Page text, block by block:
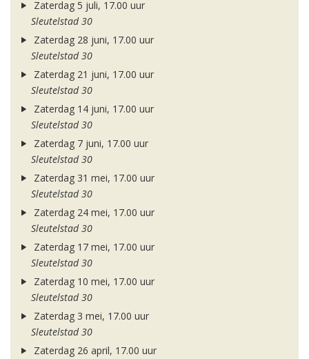
Zaterdag 5 juli, 17.00 uur
Sleutelstad 30
Zaterdag 28 juni, 17.00 uur
Sleutelstad 30
Zaterdag 21 juni, 17.00 uur
Sleutelstad 30
Zaterdag 14 juni, 17.00 uur
Sleutelstad 30
Zaterdag 7 juni, 17.00 uur
Sleutelstad 30
Zaterdag 31 mei, 17.00 uur
Sleutelstad 30
Zaterdag 24 mei, 17.00 uur
Sleutelstad 30
Zaterdag 17 mei, 17.00 uur
Sleutelstad 30
Zaterdag 10 mei, 17.00 uur
Sleutelstad 30
Zaterdag 3 mei, 17.00 uur
Sleutelstad 30
Zaterdag 26 april, 17.00 uur